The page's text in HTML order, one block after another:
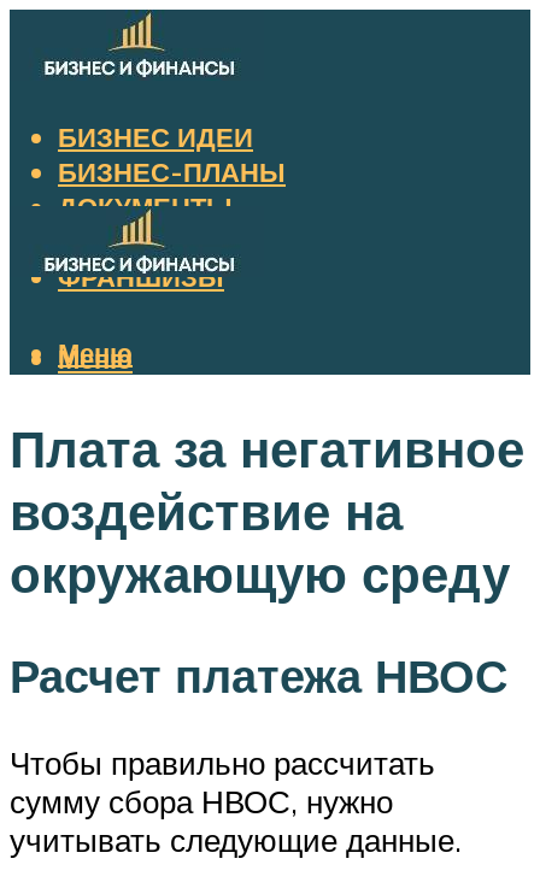
БИЗНЕС ИДЕИ
БИЗНЕС-ПЛАНЫ
ДОКУМЕНТЫ
НАЛОГИ
ФРАНШИЗЫ
Меню
Меню
Плата за негативное
воздействие на
окружающую среду
Расчет платежа НВОС
Чтобы правильно рассчитать
сумму сбора НВОС, нужно
учитывать следующие данные.